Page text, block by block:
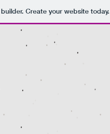
Create your website today.